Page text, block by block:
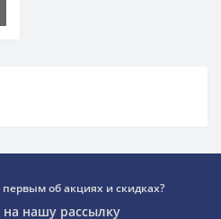
первым об акциях и скидках?
нашу рассылку